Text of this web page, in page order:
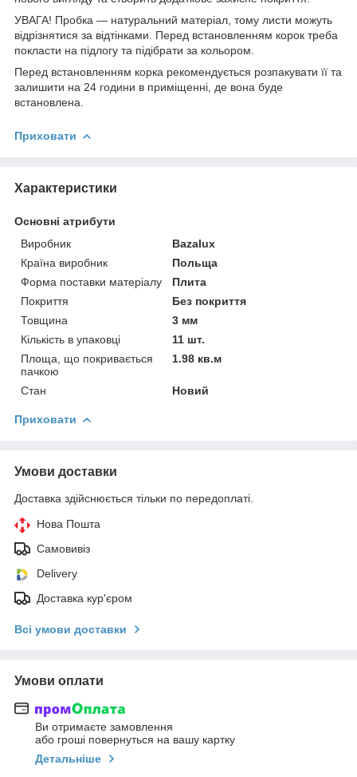
УВАГА! Пробка — натуральний матеріал, тому листи можуть
відрізнятися за відтінками. Перед встановленням корок треба
покласти на підлогу та підібрати за кольором.
Перед встановленням корка рекомендується розпакувати її та
залишити на 24 години в приміщенні, де вона буде
встановлена.
Приховати
Характеристики
Основні атрибути
Виробник
Bazalux
Країна виробник
Польща
Форма поставки матеріалу
Плита
Покриття
Без покриття
Товщина
3 мм
Кількість в упаковці
11 шт.
Площа, що покривається
пачкою
1.98 кв.м
Стан Новий
Приховати
Умови доставки
Доставка здійснюється тільки по передоплаті.
Нова Пошта
Самовивіз
Delivery
Доставка кур'єром
Всі умови доставки
Умови оплати
Ви отримаєте замовлення
або гроші повернуться на вашу картку
Детальніше